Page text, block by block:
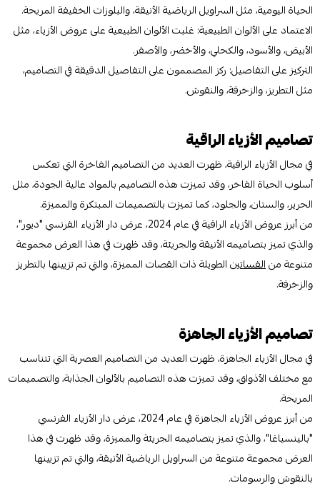
الحياة اليومية، مثل السراويل الرياضية الأنيقة، والبلوزات الخفيفة المريحة.
الاعتماد على الألوان الطبيعية: غلبت الألوان الطبيعية على عروض الأزياء، مثل
الأبيض، والأسود، والكحلي، والأخضر، والأصفر.
التركيز على التفاصيل: ركز المصممون على التفاصيل الدقيقة في التصاميم،
مثل التطريز، والزخرفة، والنقوش.
تصاميم الأزياء الراقية
في مجال الأزياء الراقية، ظهرت العديد من التصاميم الفاخرة التي تعكس
أسلوب الحياة الفاخر، وقد تميزت هذه التصاميم بالمواد عالية الجودة، مثل
الحرير، والستان، والجلود، كما تميزت بالتصميمات المبتكرة والمميزة.
من أبرز عروض الأزياء الراقية في عام 2024، عرض دار الأزياء الفرنسي "ديور"،
والذي تميز بتصاميمه الأنيقة والجريئة، وقد ظهرت في هذا العرض مجموعة
متنوعة منالفساتينالطويلة ذات القصات المميزة، والتي تم تزيينها بالتطريز
والزخرفة.
تصاميم الأزياء الجاهزة
في مجال الأزياء الجاهزة، ظهرت العديد من التصاميم العصرية التي تتناسب
مع مختلف الأذواق، وقد تميزت هذه التصاميم بالألوان الجذابة، والتصميمات
المريحة.
من أبرز عروض الأزياء الجاهزة في عام 2024، عرض دار الأزياء الفرنسي
"بالينسياغا"، والذي تميز بتصاميمه الجريئة والمميزة، وقد ظهرت في هذا
العرض مجموعة متنوعة من السراويل الرياضية الأنيقة، والتي تم تزيينها
بالنقوش والرسومات.